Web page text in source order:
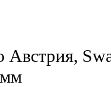
Австрия,